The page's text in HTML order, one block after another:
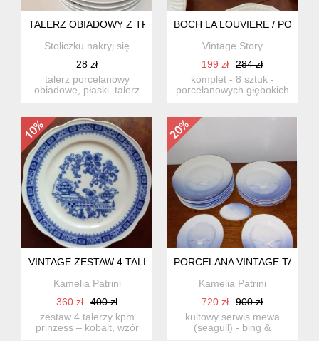
TALERZ OBIADOWY Z TRUSKAWKAMI, LUBIANA, PRL
Stoliczku nakryj się
28 zł
talerz porcelanowy
obiadowe, płaski. talerz
BOCH LA LOUVIERE /
Vintage Story
199 zł
284 zł
komplet - 8 sztuk -
porcelanowych głębokich
VINTAGE ZESTAW 4 TALERZY KPM PRINZESS – KOBALT,
Kamelia Patrini
360 zł
400 zł
zestaw 4 talerzy kpm
prinzess – kobalt, wzór
PORCELANA VINTAGE
Kamelia Patrini
720 zł
900 zł
kultowy serwis mewa
(seagull) - bing &